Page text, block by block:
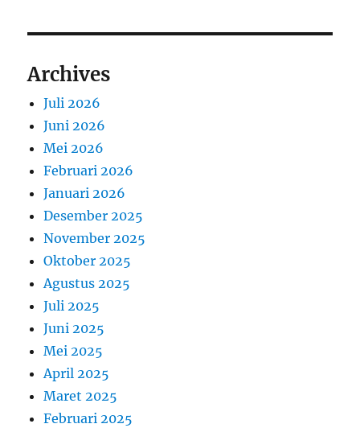
Archives
Juli 2026
Juni 2026
Mei 2026
Februari 2026
Januari 2026
Desember 2025
November 2025
Oktober 2025
Agustus 2025
Juli 2025
Juni 2025
Mei 2025
April 2025
Maret 2025
Februari 2025